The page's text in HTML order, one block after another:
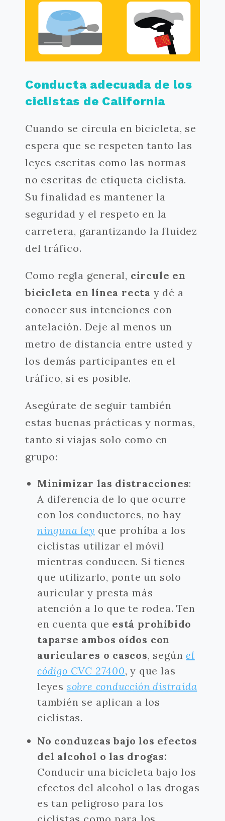
Conducta adecuada de los
ciclistas de California
Cuando se circula en bicicleta, se
espera que se respeten tanto las
leyes escritas como las normas
no escritas de etiqueta ciclista.
Su finalidad es mantener la
seguridad y el respeto en la
carretera, garantizando la fluidez
del tráfico.
Como regla general, circule en
bicicleta en línea recta y dé a
conocer sus intenciones con
antelación. Deje al menos un
metro de distancia entre usted y
los demás participantes en el
tráfico, si es posible.
Asegúrate de seguir también
estas buenas prácticas y normas,
tanto si viajas solo como en
grupo:
Minimizar las distracciones:
A diferencia de lo que ocurre
con los conductores, no hay
ninguna ley que prohíba a los
ciclistas utilizar el móvil
mientras conducen. Si tienes
que utilizarlo, ponte un solo
auricular y presta más
atención a lo que te rodea. Ten
en cuenta que está prohibido
taparse ambos oídos con
auriculares o cascos, segúnel
código CVC 27400, y que las
leyes sobre conducción distraída
también se aplican a los
ciclistas.
No conduzcas bajo los efectos
del alcohol o las drogas:
Conducir una bicicleta bajo los
efectos del alcohol o las drogas
es tan peligroso para los